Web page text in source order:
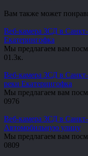
Вам также может
Веб-камера ЗСД в Санкт-
Екатерингофка
Мы предлагаем вам
01.3к.
Веб-камера ЗСД в
реки Екатерингофка
Мы предлагаем вам
0976
Веб-камера ЗСД в Санкт-
Автомобильную улицу
Мы предлагаем вам
0809